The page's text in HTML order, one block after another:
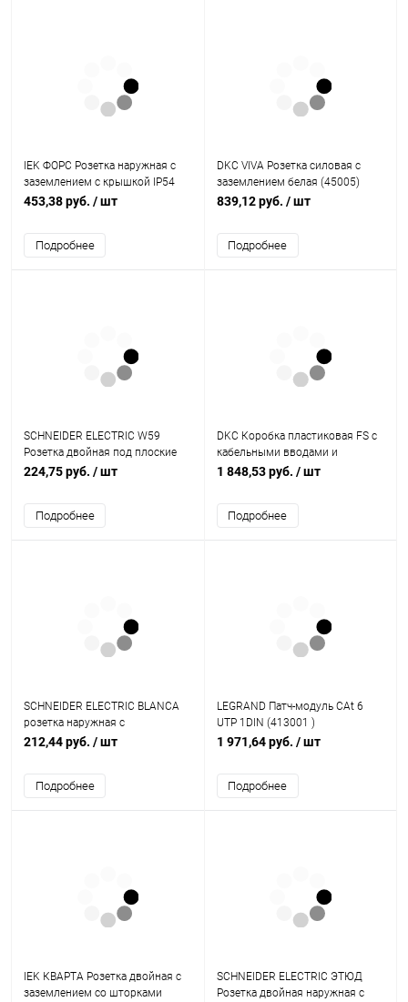
IEK ФОРС Розетка наружная с
заземлением с крышкой IP54
(РСб20-3-ФСр) (ERS12-K03-16-
453,38 руб. / шт
Подробнее
DKC VIVA Розетка силовая с
заземлением белая (45005)
839,12 руб. / шт
Подробнее
SCHNEIDER ELECTRIC W59
Розетка двойная под плоские
вилки без заземления в рамку
224,75 руб. / шт
Подробнее
DKC Коробка пластиковая FS с
кабельными вводами и
клеммниками,
450V,20A,10мм.кв (FSB11510)
1 848,53 руб. / шт
Подробнее
SCHNEIDER ELECTRIC BLANCA
розетка наружная с
заземлением со шторками, 16А,
212,44 руб. / шт
Подробнее
LEGRAND Патч-модуль CAt 6
UTP 1DIN (413001 )
1 971,64 руб. / шт
Подробнее
IEK КВАРТА Розетка двойная с
заземлением со шторками
SCHNEIDER ELECTRIC ЭТЮД
Розетка двойная наружная с